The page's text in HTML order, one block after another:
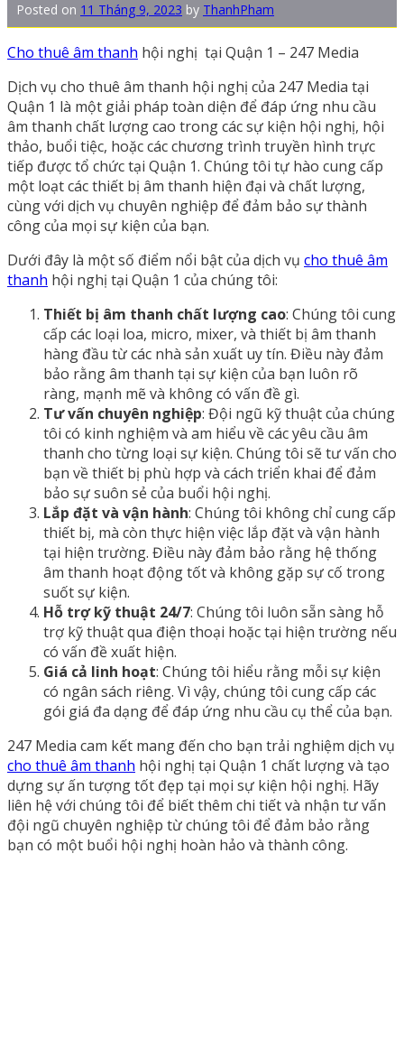
Posted on 11 Tháng 9, 2023 by ThanhPham
Cho thuê âm thanh hội nghị tại Quận 1 – 247 Media
Dịch vụ cho thuê âm thanh hội nghị của 247 Media tại
Quận 1 là một giải pháp toàn diện để đáp ứng nhu cầu
âm thanh chất lượng cao trong các sự kiện hội nghị, hội
thảo, buổi tiệc, hoặc các chương trình truyền hình trực
tiếp được tổ chức tại Quận 1. Chúng tôi tự hào cung cấp
một loạt các thiết bị âm thanh hiện đại và chất lượng,
cùng với dịch vụ chuyên nghiệp để đảm bảo sự thành
công của mọi sự kiện của bạn.
Dưới đây là một số điểm nổi bật của dịch vụ cho thuê âm
thanh hội nghị tại Quận 1 của chúng tôi:
Thiết bị âm thanh chất lượng cao: Chúng tôi cung
cấp các loại loa, micro, mixer, và thiết bị âm thanh
hàng đầu từ các nhà sản xuất uy tín. Điều này đảm
bảo rằng âm thanh tại sự kiện của bạn luôn rõ
ràng, mạnh mẽ và không có vấn đề gì.
Tư vấn chuyên nghiệp: Đội ngũ kỹ thuật của chúng
tôi có kinh nghiệm và am hiểu về các yêu cầu âm
thanh cho từng loại sự kiện. Chúng tôi sẽ tư vấn cho
bạn về thiết bị phù hợp và cách triển khai để đảm
bảo sự suôn sẻ của buổi hội nghị.
Lắp đặt và vận hành: Chúng tôi không chỉ cung cấp
thiết bị, mà còn thực hiện việc lắp đặt và vận hành
tại hiện trường. Điều này đảm bảo rằng hệ thống
âm thanh hoạt động tốt và không gặp sự cố trong
suốt sự kiện.
Hỗ trợ kỹ thuật 24/7: Chúng tôi luôn sẵn sàng hỗ
trợ kỹ thuật qua điện thoại hoặc tại hiện trường nếu
có vấn đề xuất hiện.
Giá cả linh hoạt: Chúng tôi hiểu rằng mỗi sự kiện
có ngân sách riêng. Vì vậy, chúng tôi cung cấp các
gói giá đa dạng để đáp ứng nhu cầu cụ thể của bạn.
247 Media cam kết mang đến cho bạn trải nghiệm dịch vụ
cho thuê âm thanh hội nghị tại Quận 1 chất lượng và tạo
dựng sự ấn tượng tốt đẹp tại mọi sự kiện hội nghị. Hãy
liên hệ với chúng tôi để biết thêm chi tiết và nhận tư vấn
đội ngũ chuyên nghiệp từ chúng tôi để đảm bảo rằng
bạn có một buổi hội nghị hoàn hảo và thành công.